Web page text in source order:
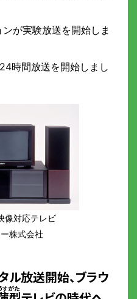
が実験放送を開始しま
時間放送を開始しまし
像対応テレビ
株式会社
放送開始、ブラウ